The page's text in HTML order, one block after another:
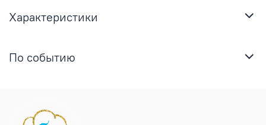
Характеристики
По событию